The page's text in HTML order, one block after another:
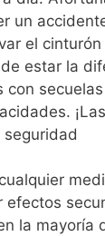
un
el cinturón
estar la
con
efectos
la mayoría